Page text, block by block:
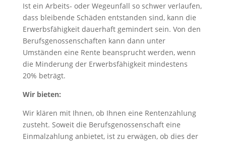
Ist ein Arbeits- oder Wegeunfall so schwer verlaufen,
dass bleibende Schäden entstanden sind, kann die
Erwerbsfähigkeit dauerhaft gemindert sein. Von den
Berufsgenossenschaften kann dann unter
Umständen eine Rente beansprucht werden, wenn
die Minderung der Erwerbsfähigkeit mindestens
20% beträgt.
Wir bieten:
Wir klären mit Ihnen, ob Ihnen eine Rentenzahlung
zusteht. Soweit die Berufsgenossenschaft eine
Einmalzahlung anbietet, ist zu erwägen, ob dies der